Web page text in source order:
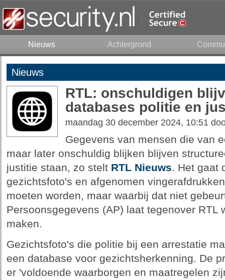
Nieuws Achtergrond
Nieuws
RTL: onschuldigen
databases politie en
maandag 30 december 2024, 10:51
Gegevens van mensen die van
maar later onschuldig blijken blijven
justitie staan, zo stelt RTL Nieuws. Het gaat
gezichtsfoto's en afgenomen
moeten worden, maar waarbij dat niet
Persoonsgegevens (AP) laat tegenover RTL
maken.
Gezichtsfoto's die politie bij een arrestatie
een database voor gezichtsherkenning. De
er 'voldoende waarborgen en maatregelen